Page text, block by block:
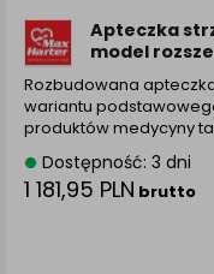
Apteczka
model
Rozbudowana
wariantu
produktów medycyny
Dostępność: 3 dni
1 181,95 PLN brutto